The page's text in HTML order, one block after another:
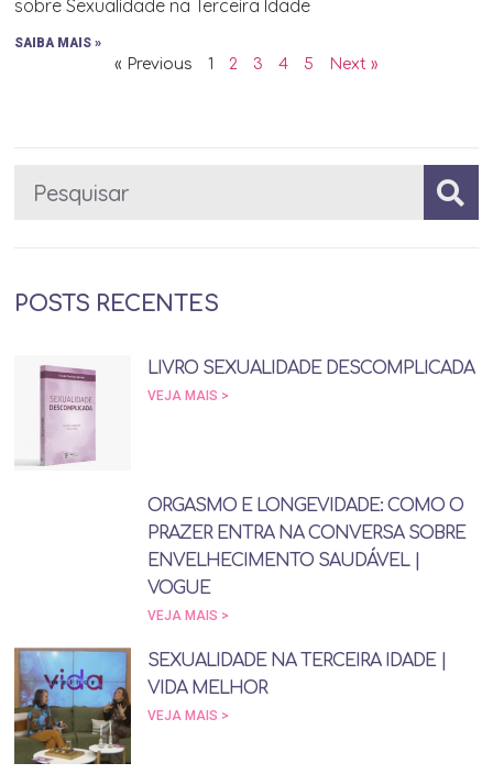
sobre Sexualidade na Terceira Idade
SAIBA MAIS »
« Previous 1 2 3 4 5 Next »
POSTS RECENTES
LIVRO SEXUALIDADE DESCOMPLICADA
VEJA MAIS >
ORGASMO E LONGEVIDADE: COMO O
PRAZER ENTRA NA CONVERSA SOBRE
ENVELHECIMENTO SAUDÁVEL |
VOGUE
VEJA MAIS >
SEXUALIDADE NA TERCEIRA IDADE |
VIDA MELHOR
VEJA MAIS >